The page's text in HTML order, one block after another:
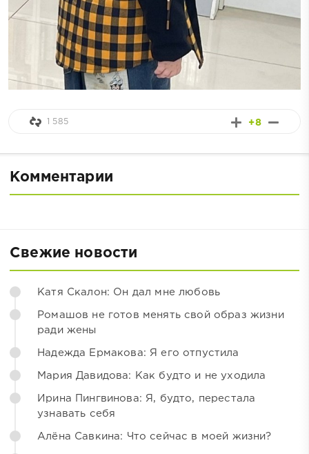
+8
1 585
Комментарии
Свежие новости
Катя Скалон: Он дал мне любовь
Ромашов не готов менять свой образ жизни
ради жены
Надежда Ермакова: Я его отпустила
Мария Давидова: Как будто и не уходила
Ирина Пингвинова: Я, будто, перестала
узнавать себя
Алёна Савкина: Что сейчас в моей жизни?